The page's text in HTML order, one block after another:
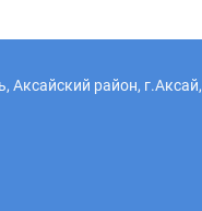
Аксайский район, г.Аксай,